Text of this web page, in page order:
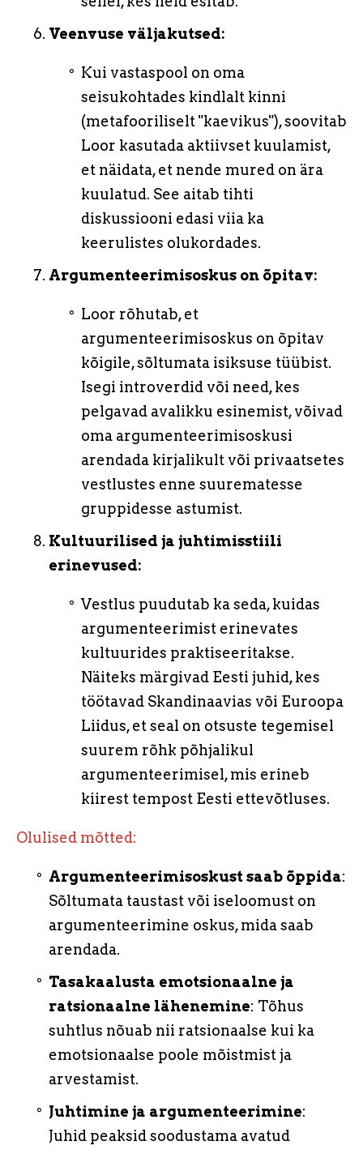
Veenvuse väljakutsed:
Kui vastaspool on oma
seisukohtades kindlalt kinni
(metafooriliselt "kaevikus"), soovitab
Loor kasutada aktiivset kuulamist,
et näidata, et nende mured on ära
kuulatud. See aitab tihti
diskussiooni edasi viia ka
keerulistes olukordades.
Argumenteerimisoskus on õpitav:
Loor rõhutab, et
argumenteerimisoskus on õpitav
kõigile, sõltumata isiksuse tüübist.
Isegi introverdid või need, kes
pelgavad avalikku esinemist, võivad
oma argumenteerimisoskusi
arendada kirjalikult või privaatsetes
vestlustes enne suurematesse
gruppidesse astumist.
Kultuurilised ja juhtimisstiili
erinevused:
Vestlus puudutab ka seda, kuidas
argumenteerimist erinevates
kultuurides praktiseeritakse.
Näiteks märgivad Eesti juhid, kes
töötavad Skandinaavias või Euroopa
Liidus, et seal on otsuste tegemisel
suurem rõhk põhjalikul
argumenteerimisel, mis erineb
kiirest tempost Eesti ettevõtluses.
Olulised mõtted:
Argumenteerimisoskust saab õppida:
Sõltumata taustast või iseloomust on
argumenteerimine oskus, mida saab
arendada.
Tasakaalusta emotsionaalne ja
ratsionaalne lähenemine: Tõhus
suhtlus nõuab nii ratsionaalse kui ka
emotsionaalse poole mõistmist ja
arvestamist.
Juhtimine ja argumenteerimine:
Juhid peaksid soodustama avatud